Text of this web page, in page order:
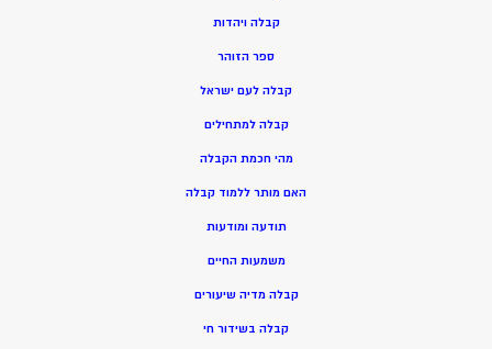
קבלה ויהדות
ספר הזוהר
קבלה לעם ישראל
קבלה למתחילים
מהי חכמת הקבלה
האם מותר ללמוד קבלה
תודעה ומודעות
משמעות החיים
קבלה מדיה שיעורים
קבלה בשידור חי